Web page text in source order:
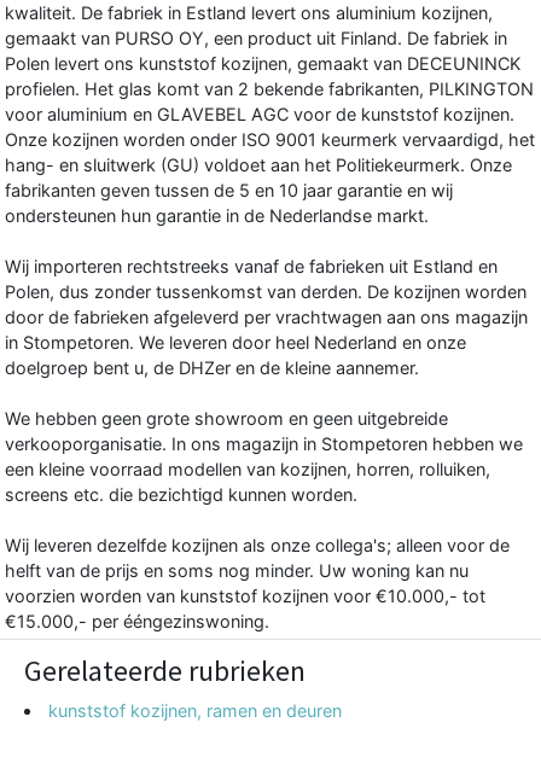
kwaliteit. De fabriek in Estland levert ons aluminium kozijnen,
gemaakt van PURSO OY, een product uit Finland. De fabriek in
Polen levert ons kunststof kozijnen, gemaakt van DECEUNINCK
profielen. Het glas komt van 2 bekende fabrikanten, PILKINGTON
voor aluminium en GLAVEBEL AGC voor de kunststof kozijnen.
Onze kozijnen worden onder ISO 9001 keurmerk vervaardigd, het
hang- en sluitwerk (GU) voldoet aan het Politiekeurmerk. Onze
fabrikanten geven tussen de 5 en 10 jaar garantie en wij
ondersteunen hun garantie in de Nederlandse markt.
Wij importeren rechtstreeks vanaf de fabrieken uit Estland en
Polen, dus zonder tussenkomst van derden. De kozijnen worden
door de fabrieken afgeleverd per vrachtwagen aan ons magazijn
in Stompetoren. We leveren door heel Nederland en onze
doelgroep bent u, de DHZer en de kleine aannemer.
We hebben geen grote showroom en geen uitgebreide
verkooporganisatie. In ons magazijn in Stompetoren hebben we
een kleine voorraad modellen van kozijnen, horren, rolluiken,
screens etc. die bezichtigd kunnen worden.
Wij leveren dezelfde kozijnen als onze collega's; alleen voor de
helft van de prijs en soms nog minder. Uw woning kan nu
voorzien worden van kunststof kozijnen voor €10.000,- tot
€15.000,- per ééngezinswoning.
Gerelateerde rubrieken
kunststof kozijnen, ramen en deuren